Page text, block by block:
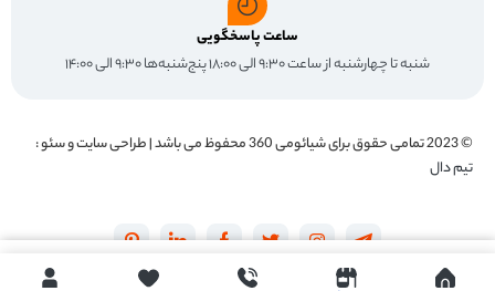
ساعت پاسخگویی
شنبه تا چهارشنبه از ساعت ۹:۳۰ الی ۱۸:۰۰ پنج‌شنبه‌ها ۹:۳۰ الی ۱۴:۰۰
© 2023 تمامی حقوق برای شیائومی 360
محفوظ می باشد | طراحی سایت و سئو :
تیم دال
اکنون خرید کنید